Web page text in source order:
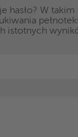
hasło? W
istotnych